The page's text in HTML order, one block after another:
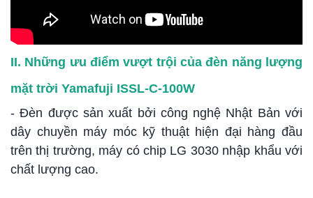
II. Những ưu điểm vượt trội của đèn năng lượng
mặt trời Yamafuji ISSL-C-100W
- Đèn được sản xuất bởi công nghệ Nhật Bản với
dây chuyền máy móc kỹ thuật hiện đại hàng đầu
trên thị trường, máy có chip LG 3030 nhập khẩu với
chất lượng cao.